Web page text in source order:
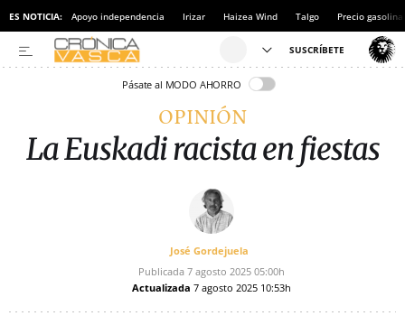
ES NOTICIA: Apoyo independencia Irizar Haizea Wind Talgo Precio gasolina
Pásate al MODO AHORRO
OPINIÓN
La Euskadi racista en fiestas
José Gordejuela
Publicada 7 agosto 2025 05:00h
Actualizada 7 agosto 2025 10:53h